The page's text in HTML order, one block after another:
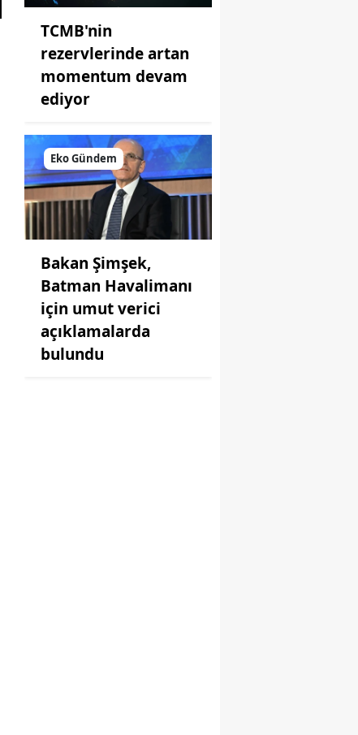
TCMB'nin
rezervlerinde artan
momentum devam
ediyor
Eko Gündem
Bakan Şimşek,
Batman Havalimanı
için umut verici
açıklamalarda
bulundu